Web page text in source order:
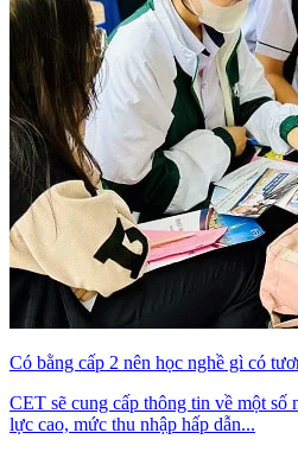
Có bằng cấp 2 nên học nghề gì có
CET sẽ cung cấp thông tin về một số
lực cao, mức thu nhập hấp dẫn...